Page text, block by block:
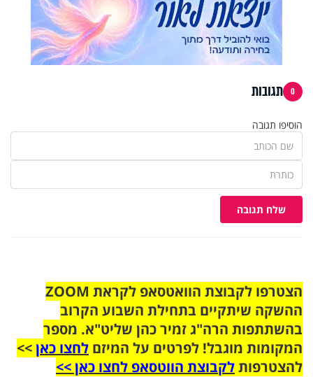
0 תגובות
הוסיפו תגובה
שלח תגובה
הצטרפו לקבוצת הוואטסאפ לקראת ZOOM
ההשקה שיתקיים בתחילת השבוע הקרוב
בהשתתפות הרה"ג זמיר כהן שליט"א. מספר
המקומות מוגבל! לפרטים על המיזם לחצו כאן>>
להצטרפותלקבוצת הווטסאפ לחצו כאן >>